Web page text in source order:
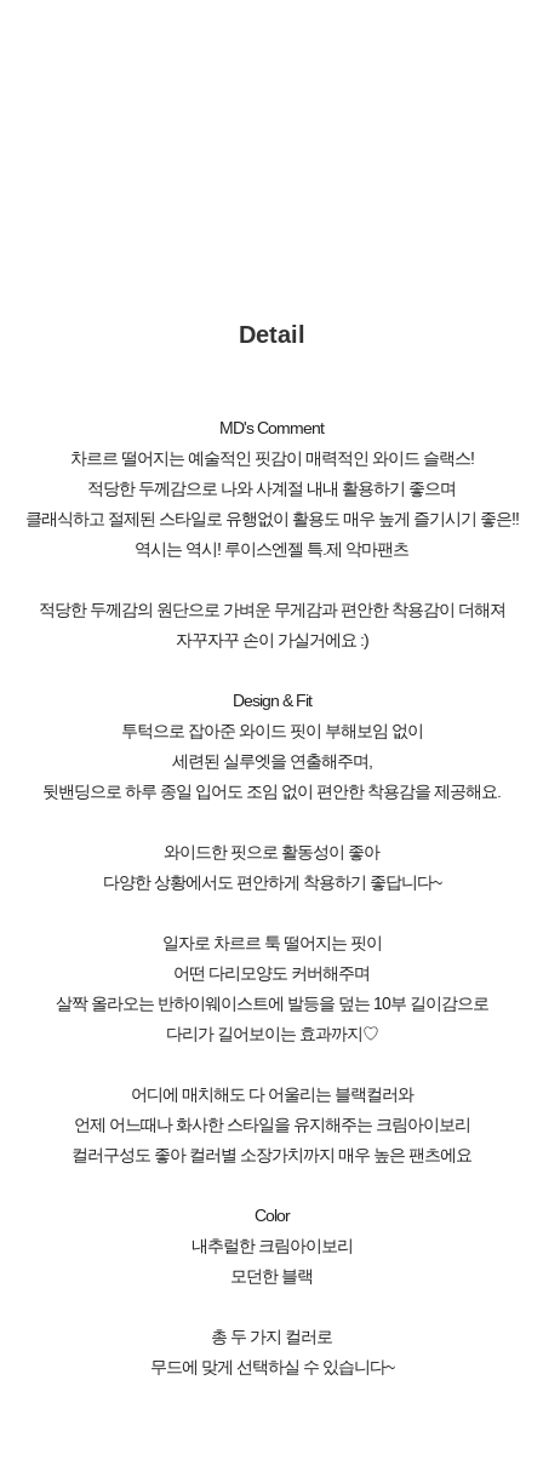
Detail
MD's Comment
차르르 떨어지는 예술적인 핏감이 매력적인 와이드 슬랙스!
적당한 두께감으로 나와 사계절 내내 활용하기 좋으며
클래식하고 절제된 스타일로 유행없이 활용도 매우 높게 즐기시기 좋은!!
역시는 역시! 루이스엔젤 특.제 악마팬츠
적당한 두께감의 원단으로 가벼운 무게감과 편안한 착용감이 더해져
자꾸자꾸 손이 가실거에요 :)
Design & Fit
투턱으로 잡아준 와이드 핏이 부해보임 없이
세련된 실루엣을 연출해주며,
뒷밴딩으로 하루 종일 입어도 조임 없이 편안한 착용감을 제공해요.
와이드한 핏으로 활동성이 좋아
다양한 상황에서도 편안하게 착용하기 좋답니다~
일자로 차르르 툭 떨어지는 핏이
어떤 다리모양도 커버해주며
살짝 올라오는 반하이웨이스트에 발등을 덮는 10부 길이감으로
다리가 길어보이는 효과까지♡
어디에 매치해도 다 어울리는 블랙컬러와
언제 어느때나 화사한 스타일을 유지해주는 크림아이보리
컬러구성도 좋아 컬러별 소장가치까지 매우 높은 팬츠에요
Color
내추럴한 크림아이보리
모던한 블랙
총 두 가지 컬러로
무드에 맞게 선택하실 수 있습니다~